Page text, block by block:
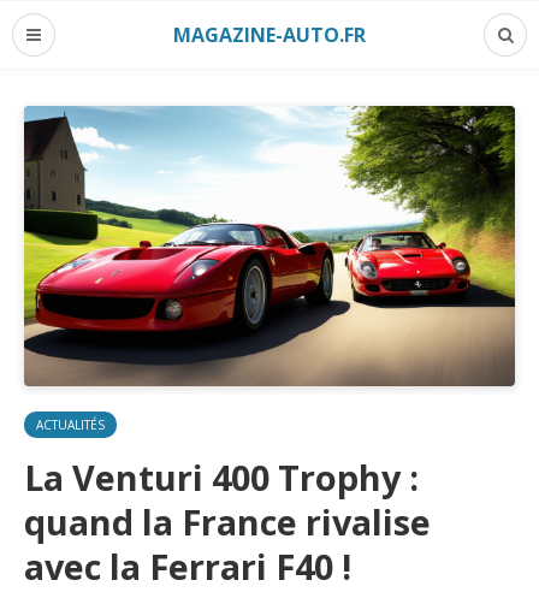
MAGAZINE-AUTO.FR
ACTUALITÉS
La Venturi 400 Trophy :
quand la France rivalise
avec la Ferrari F40 !